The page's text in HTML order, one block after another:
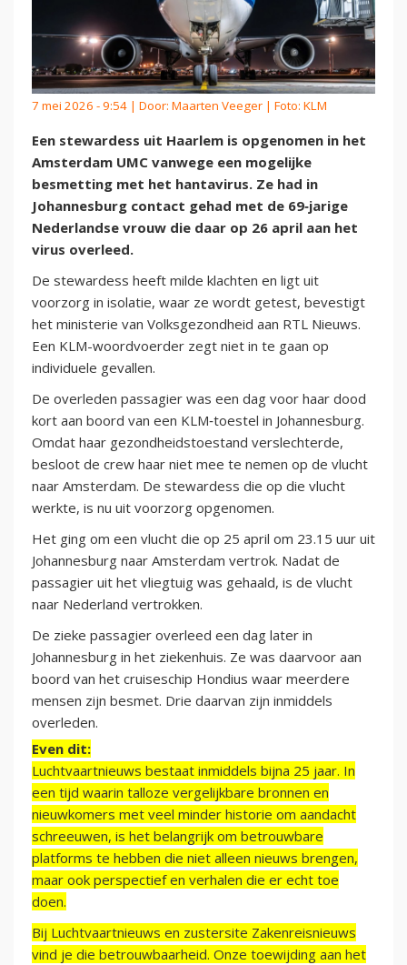
7 mei 2026 - 9:54 | Door: Maarten Veeger | Foto: KLM
Een stewardess uit Haarlem is opgenomen in het
Amsterdam UMC vanwege een mogelijke
besmetting met het hantavirus. Ze had in
Johannesburg contact gehad met de 69‑jarige
Nederlandse vrouw die daar op 26 april aan het
virus overleed.
De stewardess heeft milde klachten en ligt uit
voorzorg in isolatie, waar ze wordt getest, bevestigt
het ministerie van Volksgezondheid aan RTL Nieuws.
Een KLM-woordvoerder zegt niet in te gaan op
individuele gevallen.
De overleden passagier was een dag voor haar dood
kort aan boord van een KLM‑toestel in Johannesburg.
Omdat haar gezondheidstoestand verslechterde,
besloot de crew haar niet mee te nemen op de vlucht
naar Amsterdam. De stewardess die op die vlucht
werkte, is nu uit voorzorg opgenomen.
Het ging om een vlucht die op 25 april om 23.15 uur uit
Johannesburg naar Amsterdam vertrok. Nadat de
passagier uit het vliegtuig was gehaald, is de vlucht
naar Nederland vertrokken.
De zieke passagier overleed een dag later in
Johannesburg in het ziekenhuis. Ze was daarvoor aan
boord van het cruiseschip Hondius waar meerdere
mensen zijn besmet. Drie daarvan zijn inmiddels
overleden.
Even dit:
Luchtvaartnieuws bestaat inmiddels bijna 25 jaar. In
een tijd waarin talloze vergelijkbare bronnen en
nieuwkomers met veel minder historie om aandacht
schreeuwen, is het belangrijk om betrouwbare
platforms te hebben die niet alleen nieuws brengen,
maar ook perspectief en verhalen die er echt toe
doen.
Bij Luchtvaartnieuws en zustersite Zakenreisnieuws
vind je die betrouwbaarheid. Onze toewijding aan het